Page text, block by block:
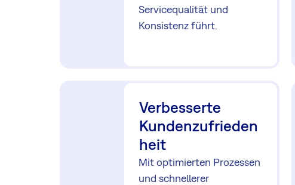
Servicequalität und
Konsistenz führt.
Verbesserte
Kundenzufrieden
heit
Mit optimierten Prozessen
und schnellerer